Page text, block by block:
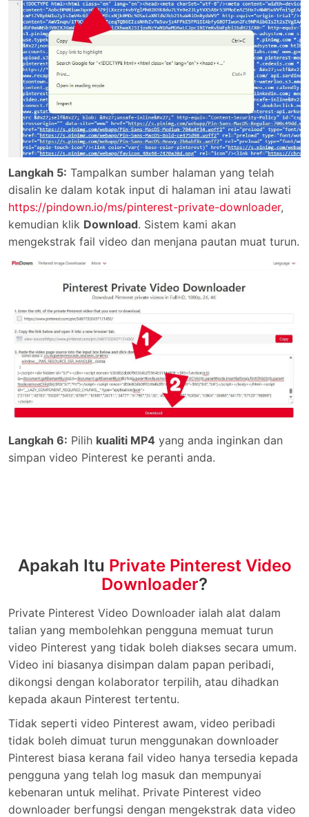
Langkah 5: Tampalkan sumber halaman yang telah
disalin ke dalam kotak input di halaman ini atau lawati
https://pindown.io/ms/pinterest-private-downloader,
kemudian klik Download. Sistem kami akan
mengekstrak fail video dan menjana pautan muat turun.
Langkah 6: Pilih kualiti MP4 yang anda inginkan dan
simpan video Pinterest ke peranti anda.
Apakah Itu Private Pinterest Video
Downloader?
Private Pinterest Video Downloader ialah alat dalam
talian yang membolehkan pengguna memuat turun
video Pinterest yang tidak boleh diakses secara umum.
Video ini biasanya disimpan dalam papan peribadi,
dikongsi dengan kolaborator terpilih, atau dihadkan
kepada akaun Pinterest tertentu.
Tidak seperti video Pinterest awam, video peribadi
tidak boleh dimuat turun menggunakan downloader
Pinterest biasa kerana fail video hanya tersedia kepada
pengguna yang telah log masuk dan mempunyai
kebenaran untuk melihat. Private Pinterest video
downloader berfungsi dengan mengekstrak data video